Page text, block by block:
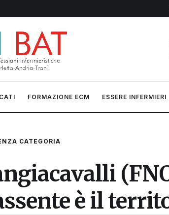
FORMAZIONE ECM ESSERE INFERMIERI
CATEGORIA
è il